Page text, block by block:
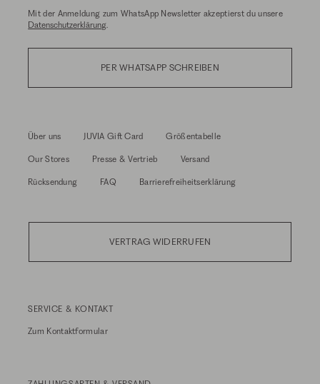
Mit der Anmeldung zum WhatsApp Newsletter akzeptierst du unsere
Datenschutzerklärung.
PER WHATSAPP SCHREIBEN
Über uns JUVIA Gift Card Größentabelle
Our Stores Presse & Vertrieb Versand
Rücksendung FAQ Barrierefreiheitserklärung
VERTRAG WIDERRUFEN
SERVICE & KONTAKT
Zum Kontaktformular